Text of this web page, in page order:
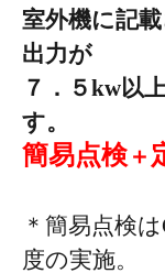
室外機に記
出力が
７．５kw以
す。
簡易点検 ＋
＊簡易点検
度の実施。